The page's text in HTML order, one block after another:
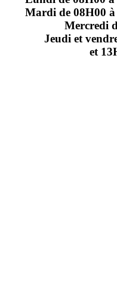
Mardi de 08H00
Mercredi
Jeudi et
et